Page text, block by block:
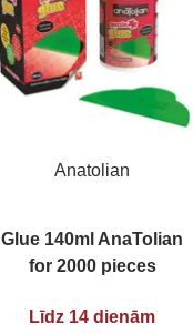
Anatolian
Glue 140ml AnaTolian
for 2000 pieces
Līdz 14 dienām